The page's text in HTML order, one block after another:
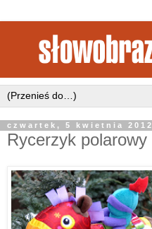
czwartek, 5 kwietnia 2012
Rycerzyk polarowy